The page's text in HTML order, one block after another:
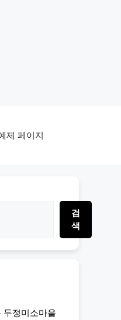
제 페이지
검
색
두정미소마을